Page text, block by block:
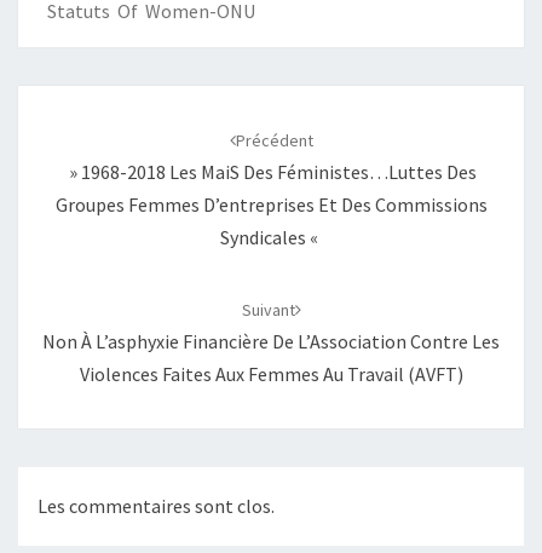
Statuts Of Women-ONU
Précédent
» 1968-2018 Les MaiS Des Féministes…luttes Des
Groupes Femmes D’entreprises Et Des Commissions
Syndicales «
Suivant
Non À L’asphyxie Financière De L’Association Contre Les
Violences Faites Aux Femmes Au Travail (AVFT)
Les commentaires sont clos.